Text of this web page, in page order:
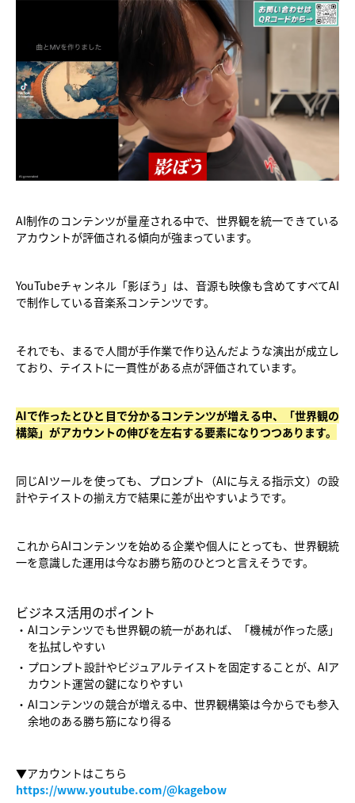
AI制作のコンテンツが量産される中で、世界観を統一できている
アカウントが評価される傾向が強まっています。
YouTubeチャンネル「影ぼう」は、音源も映像も含めてすべてAI
で制作している音楽系コンテンツです。
それでも、まるで人間が手作業で作り込んだような演出が成立し
ており、テイストに一貫性がある点が評価されています。
AIで作ったとひと目で分かるコンテンツが増える中、「世界観の
構築」がアカウントの伸びを左右する要素になりつつあります。
同じAIツールを使っても、プロンプト（AIに与える指示文）の設
計やテイストの揃え方で結果に差が出やすいようです。
これからAIコンテンツを始める企業や個人にとっても、世界観統
一を意識した運用は今なお勝ち筋のひとつと言えそうです。
ビジネス活用のポイント
AIコンテンツでも世界観の統一があれば、「機械が作った感」
を払拭しやすい
プロンプト設計やビジュアルテイストを固定することが、AIア
カウント運営の鍵になりやすい
AIコンテンツの競合が増える中、世界観構築は今からでも参入
余地のある勝ち筋になり得る
▼アカウントはこちら
https://www.youtube.com/@kagebow